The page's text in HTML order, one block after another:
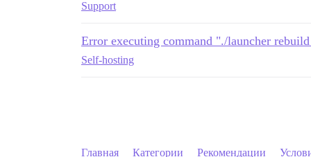
Support
Error executing command "./launcher
Self-hosting
Главная Категории Рекомендации